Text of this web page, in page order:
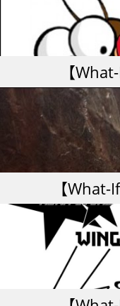
【
【